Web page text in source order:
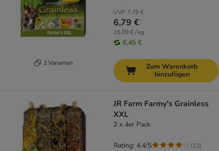
2 Varianten
UVP 7,79 €
6,79 €
15,09 € / kg
6,45 €
Zum Warenkorb
hinzufügen
JR Farm Farmy's Grainless
XXL
2 x 4er Pack
Rating: 4.4/5 (22)